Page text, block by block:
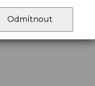
Odmítnout